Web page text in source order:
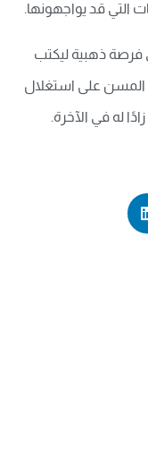
التي قد يواجهونها.
ذهبية ليكتب
المسن على استغلال
له في الآخرة.